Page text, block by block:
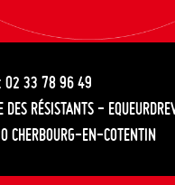
02 33 78 96 49
DES RÉSISTANTS -
CHERBOURG-EN-COTENTIN